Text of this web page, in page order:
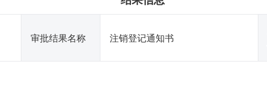
审批结果名称 注销登记通知书